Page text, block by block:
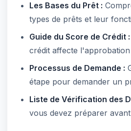
Les Bases du Prêt :
types de prêts et leur
Guide du Score de Crédit :
crédit affecte
Processus de Demande :
étape pour demander un
Liste de Vérification des
vous devez préparer